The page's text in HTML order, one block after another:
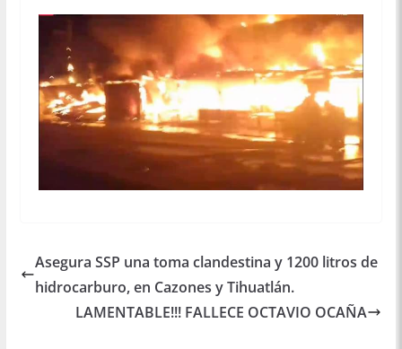
Asegura SSP una toma clandestina y 1200 litros de
hidrocarburo, en Cazones y Tihuatlán.
LAMENTABLE!!! FALLECE OCTAVIO OCAÑA